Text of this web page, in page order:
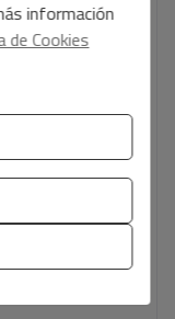
base al
2016/679
información
de Cookies